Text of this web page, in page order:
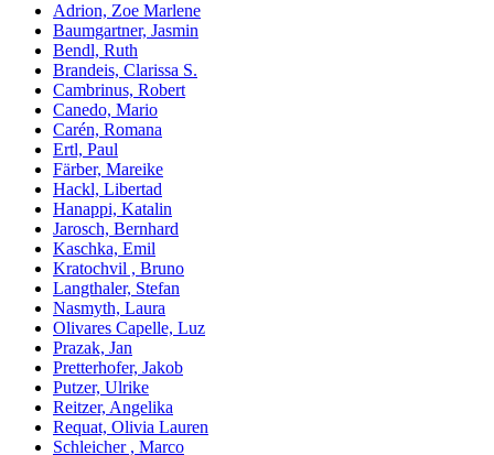
Adrion, Zoe Marlene
Baumgartner, Jasmin
Bendl, Ruth
Brandeis, Clarissa S.
Cambrinus, Robert
Canedo, Mario
Carén, Romana
Ertl, Paul
Färber, Mareike
Hackl, Libertad
Hanappi, Katalin
Jarosch, Bernhard
Kaschka, Emil
Kratochvil , Bruno
Langthaler, Stefan
Nasmyth, Laura
Olivares Capelle, Luz
Prazak, Jan
Pretterhofer, Jakob
Putzer, Ulrike
Reitzer, Angelika
Requat, Olivia Lauren
Schleicher , Marco